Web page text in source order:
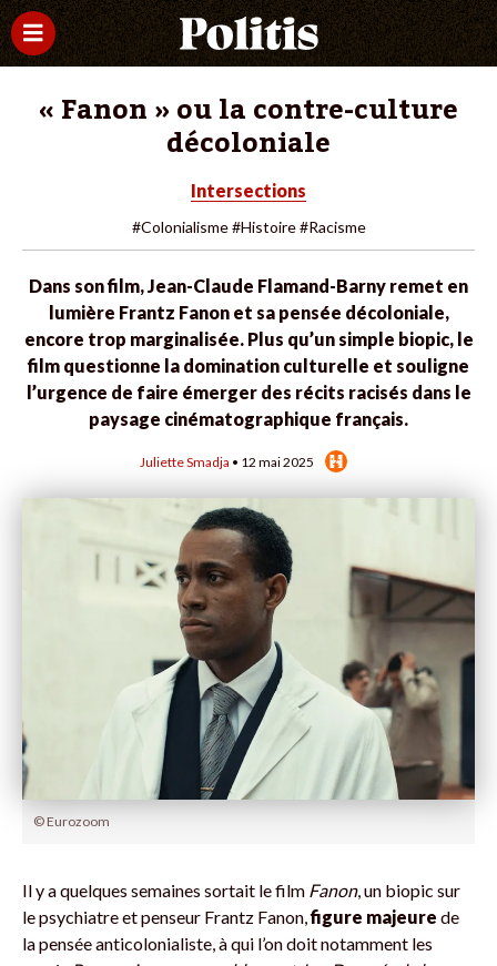
« Fanon » ou la contre-culture
décoloniale
Intersections
#Colonialisme #Histoire #Racisme
Dans son film, Jean-Claude Flamand-Barny remet en
lumière Frantz Fanon et sa pensée décoloniale,
encore trop marginalisée. Plus qu’un simple biopic, le
film questionne la domination culturelle et souligne
l’urgence de faire émerger des récits racisés dans le
paysage cinématographique français.
Juliette Smadja • 12 mai 2025
© Eurozoom
Il y a quelques semaines sortait le film Fanon, un biopic sur
le psychiatre et penseur Frantz Fanon,figure majeure de
la pensée anticolonialiste, à qui l’on doit notamment les